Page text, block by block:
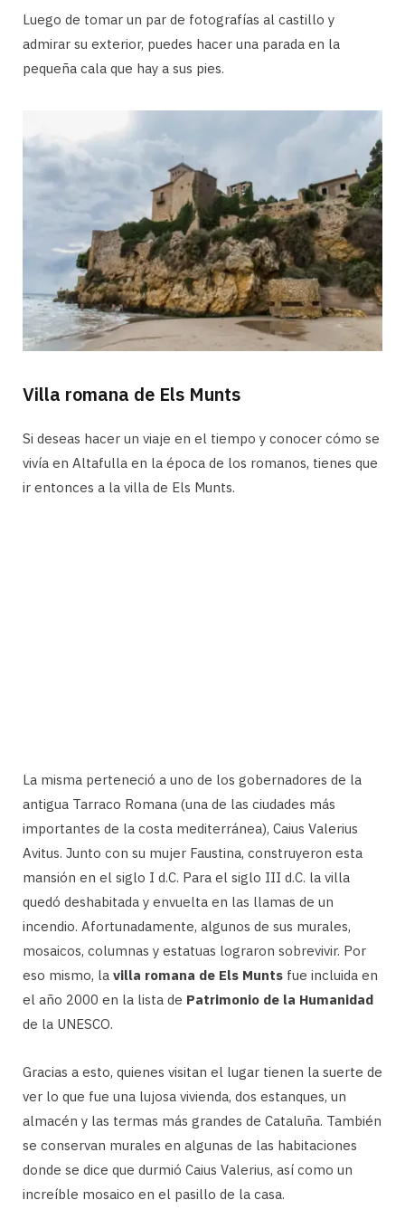
Luego de tomar un par de fotografías al castillo y
admirar su exterior, puedes hacer una parada en la
pequeña cala que hay a sus pies.
Villa romana de Els Munts
Si deseas hacer un viaje en el tiempo y conocer cómo se
vivía en Altafulla en la época de los romanos, tienes que
ir entonces a la villa de Els Munts.
La misma perteneció a uno de los gobernadores de la
antigua Tarraco Romana (una de las ciudades más
importantes de la costa mediterránea), Caius Valerius
Avitus. Junto con su mujer Faustina, construyeron esta
mansión en el siglo I d.C. Para el siglo III d.C. la villa
quedó deshabitada y envuelta en las llamas de un
incendio. Afortunadamente, algunos de sus murales,
mosaicos, columnas y estatuas lograron sobrevivir. Por
eso mismo, la villa romana de Els Munts fue incluida en
el año 2000 en la lista de Patrimonio de la Humanidad
de la UNESCO.
Gracias a esto, quienes visitan el lugar tienen la suerte de
ver lo que fue una lujosa vivienda, dos estanques, un
almacén y las termas más grandes de Cataluña. También
se conservan murales en algunas de las habitaciones
donde se dice que durmió Caius Valerius, así como un
increíble mosaico en el pasillo de la casa.